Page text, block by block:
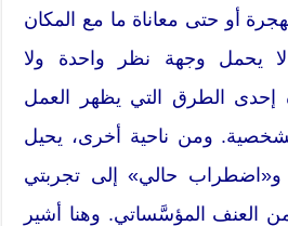
أو حتى معاناة ما مع المكان
يحمل وجهة نظر واحدة ولا
إحدى الطرق التي يظهر العمل
ومن ناحية أخرى، يحيل
حالي» إلى تجربتي
العنف المؤسَّساتي. وهنا أشير